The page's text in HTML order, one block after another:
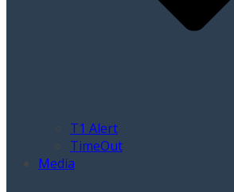
T1 Alert
TimeOut
Media